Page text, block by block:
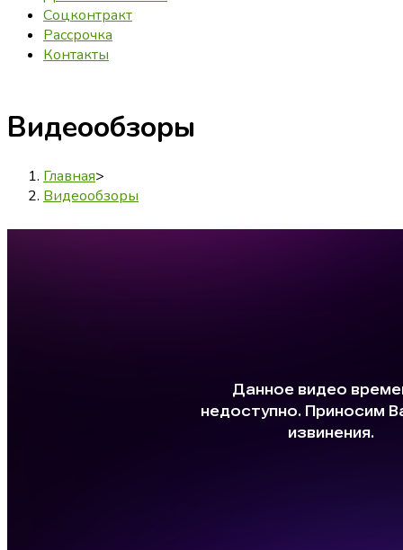
Соцконтракт
Рассрочка
Контакты
Видеообзоры
Главная>
Видеообзоры